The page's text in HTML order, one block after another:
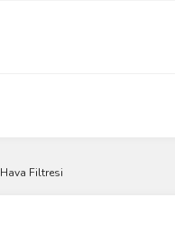
Hava Filtresi